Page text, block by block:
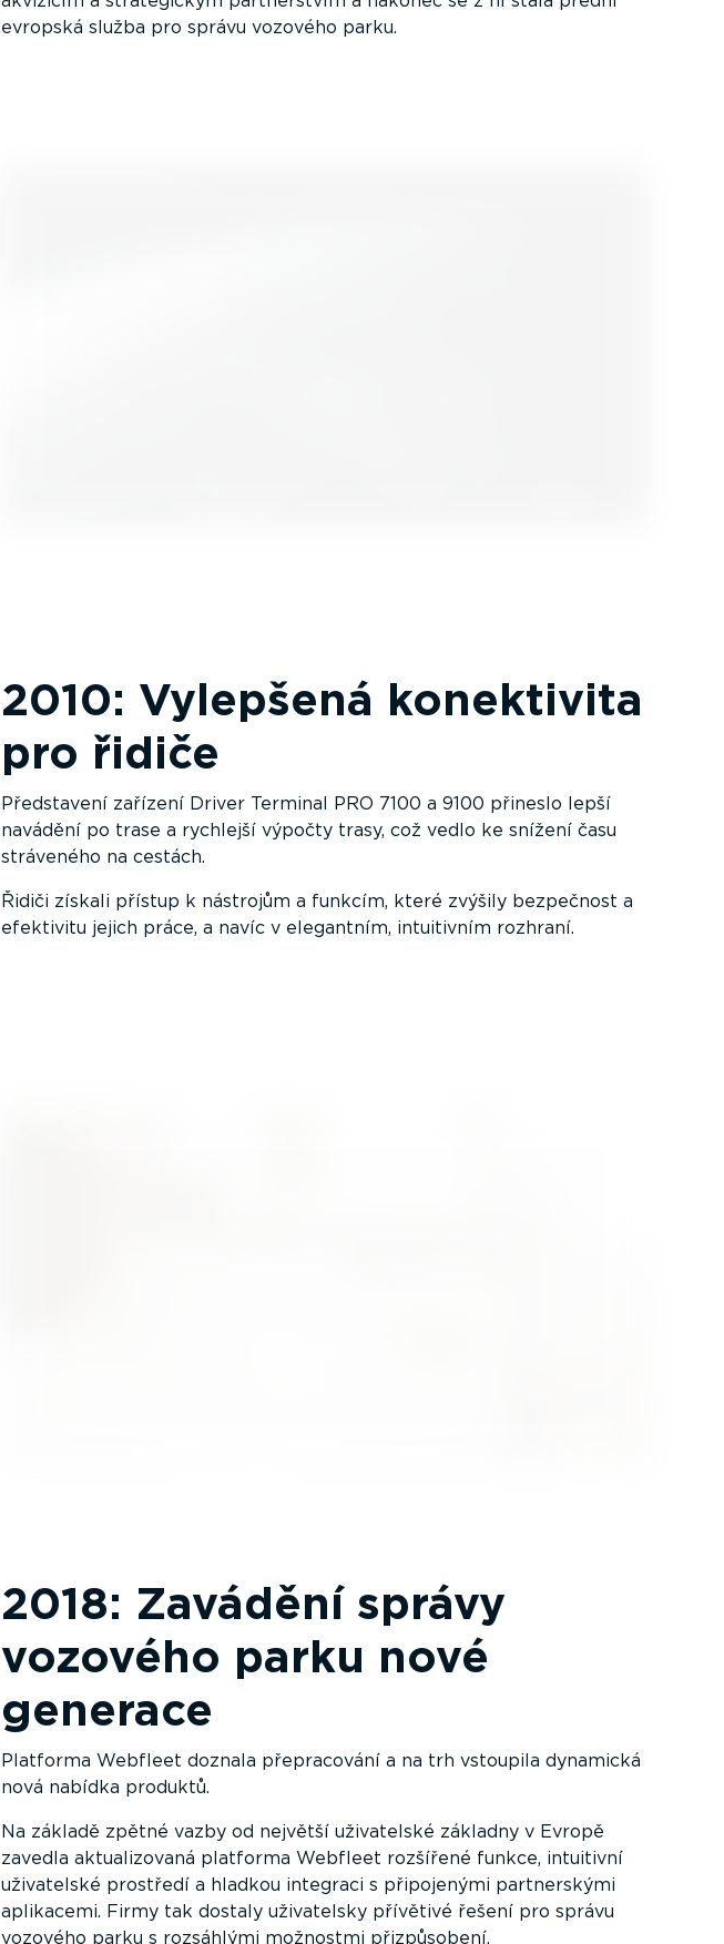
evropská služba pro správu vozového parku.
2010: Vylepšená konektivita
pro řidiče
Představení zařízení Driver Terminal PRO 7100 a 9100 přineslo lepší
navádění po trase a rychlejší výpočty trasy, což vedlo ke snížení času
stráveného na cestách.
Řidiči získali přístup k nástrojům a funkcím, které zvýšily bezpečnost a
efektivitu jejich práce, a navíc v elegantním, intuitivním rozhraní.
2018: Zavádění správy
vozového parku nové
generace
Platforma Webfleet doznala přepra­cování a na trh vstoupila dynamická
nová nabídka produktů.
Na základě zpětné vazby od největší uživatelské základny v Evropě
zavedla aktua­li­zovaná platforma Webfleet rozšířené funkce, intuitivní
uživatelské prostředí a hladkou integraci s připojenými partner­skými
aplikacemi. Firmy tak dostaly uživatelsky přívětivé řešení pro správu
vozového parku s rozsáhlými možnostmi přizpů­sobení.